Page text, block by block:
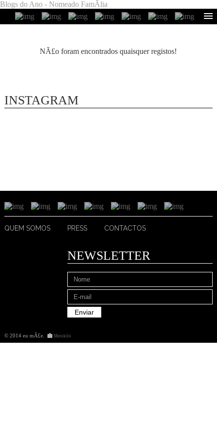
Blogs do Ano - Nomeado FamÃ­lia
NÃ£o foram encontrados quaisquer registos!
INSTAGRAM
QUEM SOMOS PRESS CONTACTOS
NEWSLETTER
© 2014 eu mÃ£e. Meiokilo